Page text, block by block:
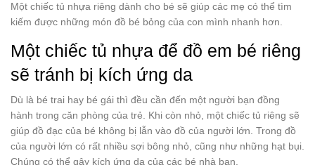
Một chiếc tủ nhựa riêng dành cho bé sẽ giúp các mẹ có thể tìm
kiếm được những món đồ bé bỏng của con mình nhanh hơn.
Một chiếc tủ nhựa để đồ em bé riêng
sẽ tránh bị kích ứng da
Dù là bé trai hay bé gái thì đều cần đến một người bạn đồng
hành trong căn phòng của trẻ. Khi còn nhỏ, một chiếc tủ riêng sẽ
giúp đồ đạc của bé không bị lẫn vào đồ của người lớn. Trong đồ
của người lớn có rất nhiều sợi bông nhỏ, cũng như những hạt bụi.
Chúng có thể gây kích ứng da của các bé nhà bạn.